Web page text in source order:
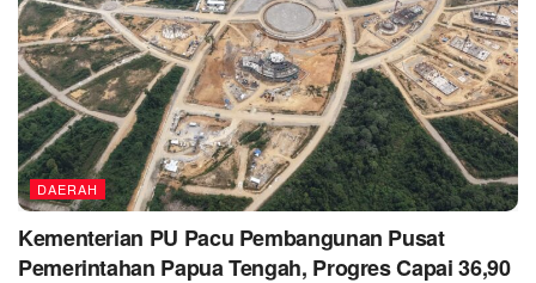
DAERAH
Kementerian PU Pacu Pembangunan Pusat
Pemerintahan Papua Tengah, Progres Capai 36,90